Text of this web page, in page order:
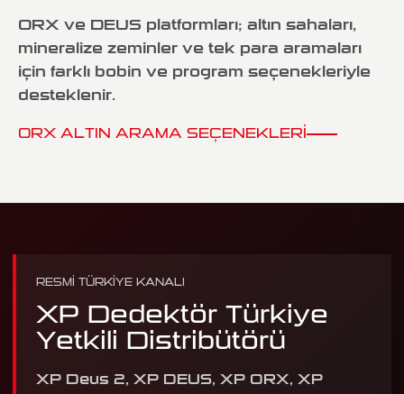
ORX ve DEUS platformları; altın sahaları,
mineralize zeminler ve tek para aramaları
için farklı bobin ve program seçenekleriyle
desteklenir.
ORX ALTIN ARAMA SEÇENEKLERI
RESMI TÜRKIYE KANALI
XP Dedektör Türkiye
Yetkili Distribütörü
XP Deus 2, XP DEUS, XP ORX, XP